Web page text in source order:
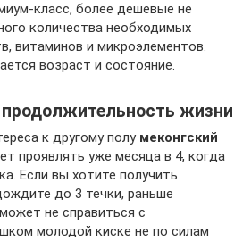
класс, более дешевые не
количества необходимых
витаминов и микроэлементов.
возраст и состояние.
жизни
к другому полу меконгский
проявлять уже месяца в 4, когда
Если вы хотите получить
до 3 течки, раньше
не справиться с
молодой киске не по силам